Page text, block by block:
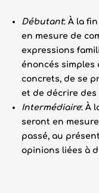
Débutant: À la
en mesure de
expressions
énoncés simples
concrets, de se
et de décrire
Intermédiaire: À
seront en
passé, au
opinions liées à